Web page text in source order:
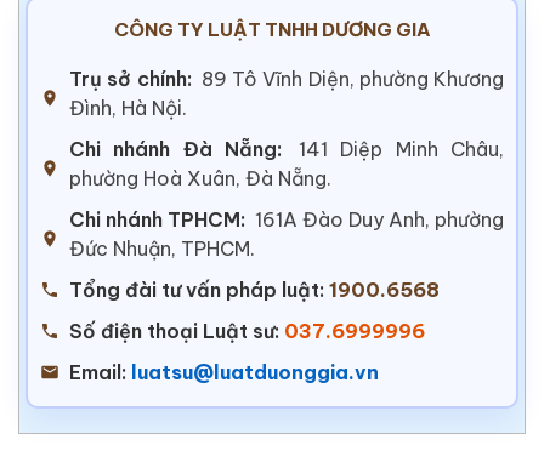
CÔNG TY LUẬT TNHH DƯƠNG GIA
Trụ sở chính: 89 Tô Vĩnh Diện, phường Khương
Đình, Hà Nội.
Chi nhánh Đà Nẵng:
141 Diệp Minh Châu,
phường Hoà Xuân, Đà Nẵng.
Chi nhánh TPHCM: 161A Đào Duy Anh, phường
Đức Nhuận, TPHCM.
Tổng đài tư vấn pháp luật: 1900.6568
Số điện thoại Luật sư: 037.6999996
Email: luatsu@luatduonggia.vn